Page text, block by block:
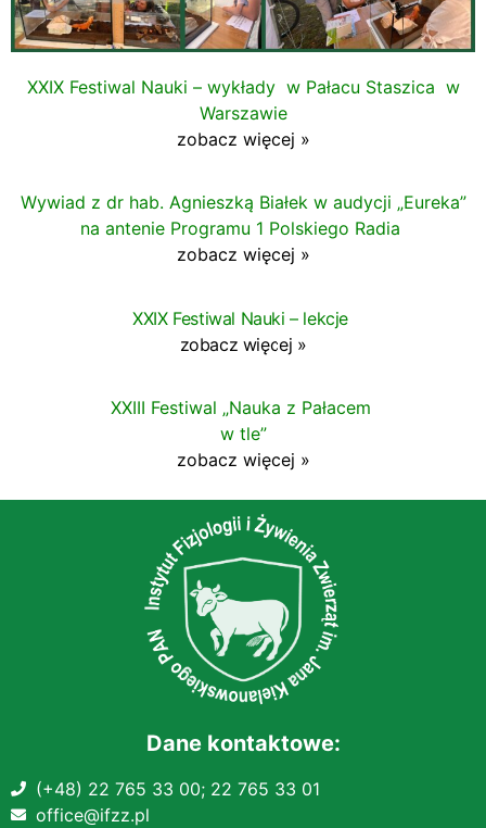
XXIX Festiwal Nauki – wykłady w Pałacu Staszica w
Warszawie
zobacz więcej »
Wywiad z dr hab. Agnieszką Białek w audycji „Eureka”
na antenie Programu 1 Polskiego Radia
zobacz więcej »
XXIX Festiwal Nauki – lekcje
zobacz więcej »
XXIII Festiwal „Nauka z Pałacem
w tle”
zobacz więcej »
Dane kontaktowe:
(+48) 22 765 33 00; 22 765 33 01
office@ifzz.pl